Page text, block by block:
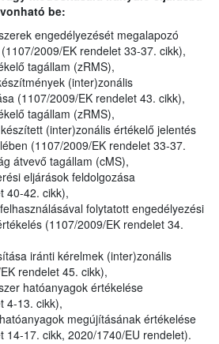
be:
engedélyezését megalapozó
2009/EK rendelet 33-37. cikk),
tagállam (zRMS),
(inter)zonális
(1107/2009/EK rendelet 43. cikk),
tagállam (zRMS),
(inter)zonális értékelő jelentés
(1107/2009/EK rendelet 33-37.
átvevő tagállam (cMS),
eljárások feldolgozása
40-42. cikk),
folytatott engedélyezési
(1107/2009/EK rendelet 34.
iránti kérelmek (inter)zonális
rendelet 45. cikk),
hatóanyagok értékelése
4-13. cikk),
megújításának értékelése
14-17. cikk, 2020/1740/EU rendelet).